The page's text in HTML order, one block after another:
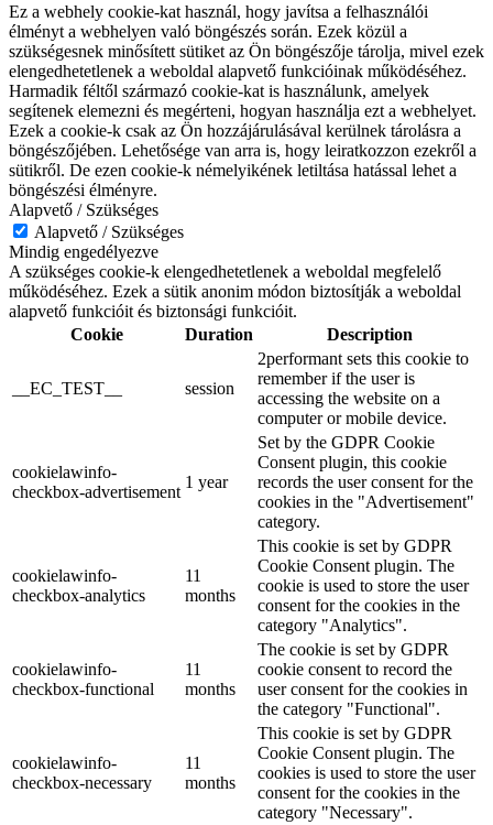
Ez a webhely cookie-kat használ, hogy javítsa a felhasználói
élményt a webhelyen való böngészés során. Ezek közül a
szükségesnek minősített sütiket az Ön böngészője tárolja, mivel ezek
elengedhetetlenek a weboldal alapvető funkcióinak működéséhez.
Harmadik féltől származó cookie-kat is használunk, amelyek
segítenek elemezni és megérteni, hogyan használja ezt a webhelyet.
Ezek a cookie-k csak az Ön hozzájárulásával kerülnek tárolásra a
böngészőjében. Lehetősége van arra is, hogy leiratkozzon ezekről a
sütikről. De ezen cookie-k némelyikének letiltása hatással lehet a
böngészési élményre.
Alapvető / Szükséges
Alapvető / Szükséges
Mindig engedélyezve
A szükséges cookie-k elengedhetetlenek a weboldal megfelelő
működéséhez. Ezek a sütik anonim módon biztosítják a weboldal
alapvető funkcióit és biztonsági funkcióit.
Cookie
Duration Description
__EC_TEST__ session
2performant sets this cookie to
remember if the user is
accessing the website on a
computer or mobile device.
cookielawinfo-
checkbox-advertisement
1 year
Set by the GDPR Cookie
Consent plugin, this cookie
records the user consent for the
cookies in the "Advertisement"
category.
cookielawinfo-
checkbox-analytics
11
months
This cookie is set by GDPR
Cookie Consent plugin. The
cookie is used to store the user
consent for the cookies in the
category "Analytics".
cookielawinfo-
checkbox-functional
11
months
The cookie is set by GDPR
cookie consent to record the
user consent for the cookies in
the category "Functional".
cookielawinfo-
checkbox-necessary
11
months
This cookie is set by GDPR
Cookie Consent plugin. The
cookies is used to store the user
consent for the cookies in the
category "Necessary".